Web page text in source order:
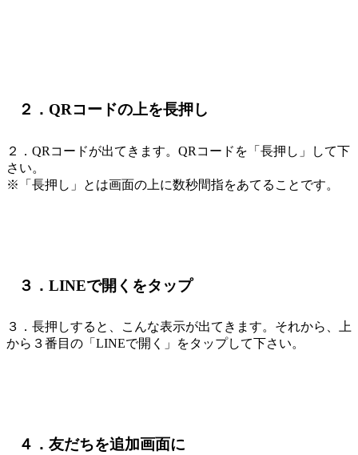
２．QRコードの上を長押し
２．QRコードが出てきます。QRコードを「長押し」して下
さい。
※「長押し」とは画面の上に数秒間指をあてることです。
３．LINEで開くをタップ
３．長押しすると、こんな表示が出てきます。それから、上
から３番目の「LINEで開く」をタップして下さい。
４．友だちを追加画面に